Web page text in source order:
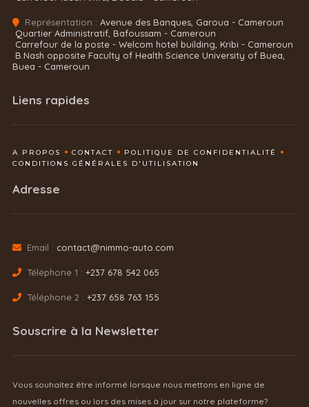
Représentation : Avenue des Banques, Garoua - Cameroun
Quartier Administratif, Bafoussam - Cameroun
Carrefour de la poste - Welcom hotel building, Kribi - Cameroun
B.Nash opposite Faculty of Health Science University of Buea,
Buea - Cameroun
Liens rapides
A PROPOS CONTACT
POLITIQUE DE CONFIDENTIALITÉ
CONDITIONS GÉNÉRALES D'UTILISATION
Adresse
Email : contact@nimmo-auto.com
Téléphone 1 : +237 678 542 065
Téléphone 2 : +237 658 763 155
Souscrire à la Newsletter
Vous souhaitez être informé lorsque nous mettons en ligne de
nouvelles offres ou lors des mises à jour sur notre plateforme?